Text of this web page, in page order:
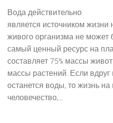
Вода действительно
является источником жизни
живого организма не может
самый ценный ресурс на
составляет 75% массы
массы растений. Если вдруг
останется воды, то жизнь
человечество,...